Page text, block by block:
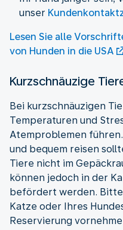
unser
Lesen Sie alle
von Hunden in die USA
Kurzschnäuzige
Bei kurzschnäuzigen
Temperaturen und
Atemproblemen
und bequem reisen
Tiere nicht im
können jedoch in der
befördert werden. Bitte
Katze oder Ihres
Reservierung